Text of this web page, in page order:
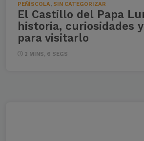
PEÑÍSCOLA, SIN CATEGORIZAR
El Castillo del Papa
historia, curiosidades
para visitarlo
2 MINS, 6 SEGS